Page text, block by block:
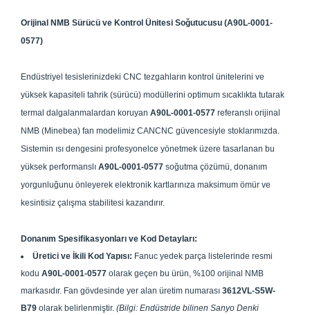
Orijinal NMB Sürücü ve Kontrol Ünitesi Soğutucusu (A90L-0001-
0577)
Endüstriyel tesislerinizdeki CNC tezgahların kontrol ünitelerini ve
yüksek kapasiteli tahrik (sürücü) modüllerini optimum sıcaklıkta tutarak
termal dalgalanmalardan koruyan A90L-0001-0577 referanslı orijinal
NMB (Minebea) fan modelimiz CANCNC güvencesiyle stoklarımızda.
Sistemin ısı dengesini profesyonelce yönetmek üzere tasarlanan bu
yüksek performanslı A90L-0001-0577 soğutma çözümü, donanım
yorgunluğunu önleyerek elektronik kartlarınıza maksimum ömür ve
kesintisiz çalışma stabilitesi kazandırır.
Donanım Spesifikasyonları ve Kod Detayları:
Üretici ve İkili Kod Yapısı: Fanuc yedek parça listelerinde resmi
kodu A90L-0001-0577 olarak geçen bu ürün, %100 orijinal NMB
markasıdır. Fan gövdesinde yer alan üretim numarası 3612VL-S5W-
B79 olarak belirlenmiştir. (Bilgi: Endüstride bilinen Sanyo Denki